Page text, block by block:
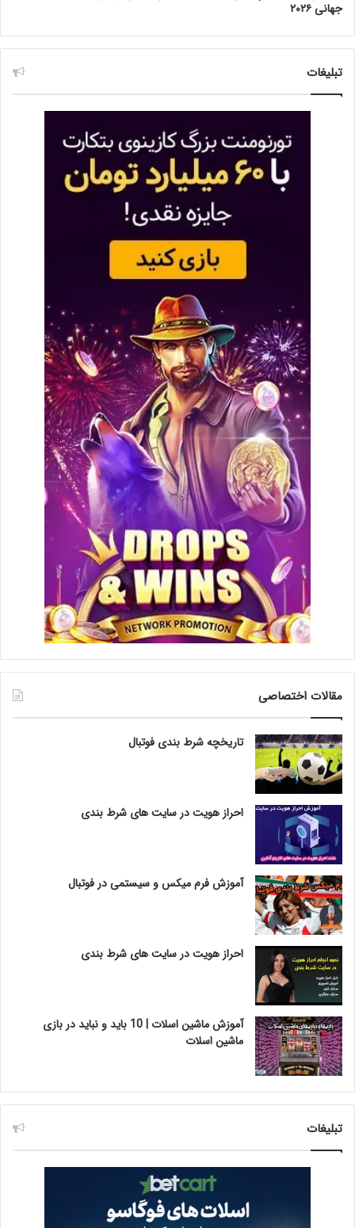
جهانی ۲۰۲۶
تبلیغات
مقالات اختصاصی
تاریخچه شرط بندی فوتبال
احراز هویت در سایت های شرط بندی
آموزش فرم میکس و سیستمی در فوتبال
احراز هویت در سایت های شرط بندی
آموزش ماشین اسلات | 10 باید و نباید در بازی
ماشین اسلات
تبلیغات